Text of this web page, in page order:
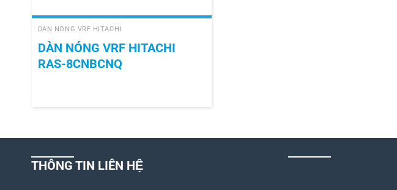
DÀN NÓNG VRF HITACHI
DÀN NÓNG VRF HITACHI
RAS-8CNBCNQ
THÔNG TIN LIÊN HỆ